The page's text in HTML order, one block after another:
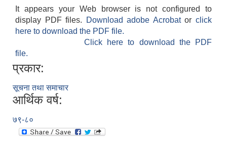
It appears your Web browser is not configured to
display PDF files.
Download adobe Acrobatorclick
here to download the PDF file.
Click here to download the PDF
file.
प्रकार:
सूचना तथा समाचार
आर्थिक वर्ष:
७९-८०